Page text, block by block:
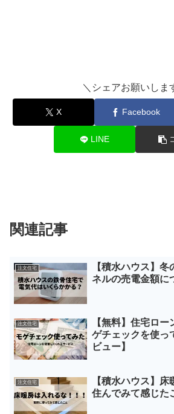
＼シェアお願いしま
X Facebook
LINE
関連記事
注文住宅
【積水ハウス】
ネルの売電金額に
注文住宅
【無料】住宅ロ
ゲチェックを使っ
ビュー】
注文住宅
【積水ハウス】
住んでみて感じた